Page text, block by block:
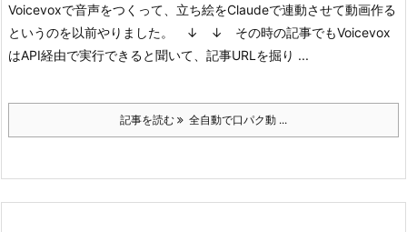
Voicevoxで音声をつくって、立ち絵をClaudeで連動させて動画作る
というのを以前やりました。
↓ ↓ その時の記事でもVoicevox
はAPI経由で実行できると聞いて、 記事URLを掘り ...
記事を読む 全自動で口パク動 ...